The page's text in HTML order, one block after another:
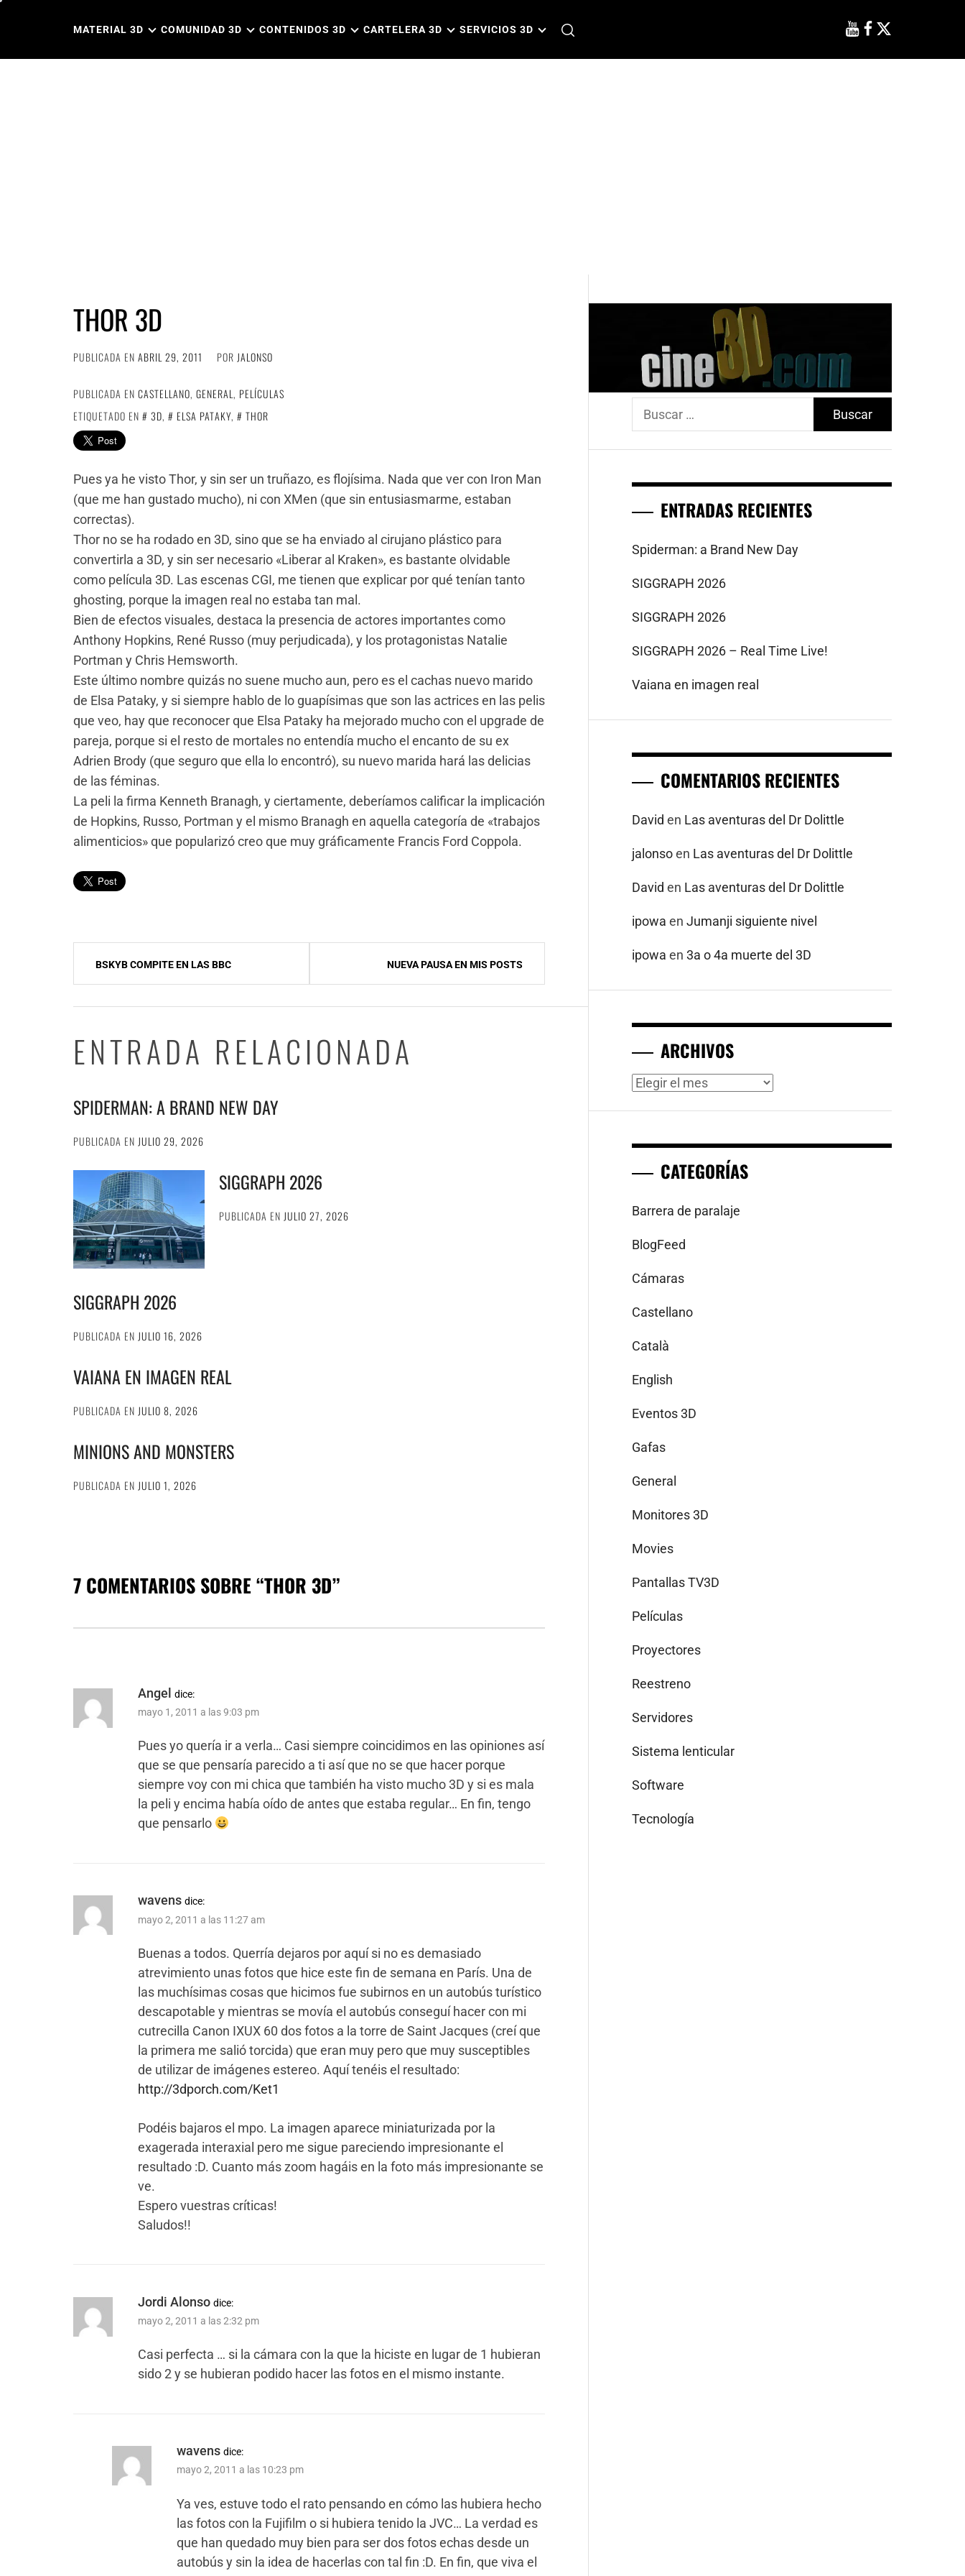
MATERIAL 3D COMUNIDAD 3D CONTENIDOS 3D CARTELERA 3D SERVICIOS 3D
THOR 3D
PUBLICADA EN ABRIL 29, 2011 POR JALONSO
PUBLICADA EN CASTELLANO, GENERAL, PELÍCULAS
ETIQUETADO EN
3D, ELSA PATAKY, THOR
Pues ya he visto Thor, y sin ser un truñazo, es flojísima. Nada que ver con Iron Man
(que me han gustado mucho), ni con XMen (que sin entusiasmarme, estaban
correctas).
Thor no se ha rodado en 3D, sino que se ha enviado al cirujano plástico para
convertirla a 3D, y sin ser necesario «Liberar al Kraken», es bastante olvidable
como película 3D. Las escenas CGI, me tienen que explicar por qué tenían tanto
ghosting, porque la imagen real no estaba tan mal.
Bien de efectos visuales, destaca la presencia de actores importantes como
Anthony Hopkins, René Russo (muy perjudicada), y los protagonistas Natalie
Portman y Chris Hemsworth.
Este último nombre quizás no suene mucho aun, pero es el cachas nuevo marido
de Elsa Pataky, y si siempre hablo de lo guapísimas que son las actrices en las pelis
que veo, hay que reconocer que Elsa Pataky ha mejorado mucho con el upgrade de
pareja, porque si el resto de mortales no entendía mucho el encanto de su ex
Adrien Brody (que seguro que ella lo encontró), su nuevo marida hará las delicias
de las féminas.
La peli la firma Kenneth Branagh, y ciertamente, deberíamos calificar la implicación
de Hopkins, Russo, Portman y el mismo Branagh en aquella categoría de «trabajos
alimenticios» que popularizó creo que muy gráficamente Francis Ford Coppola.
Navegación
de
entradas
BSKYB COMPITE EN LAS BBC NUEVA PAUSA EN MIS POSTS
ENTRADA RELACIONADA
SPIDERMAN: A BRAND NEW DAY
PUBLICADA EN JULIO 29, 2026
SIGGRAPH 2026
PUBLICADA EN JULIO 27, 2026
SIGGRAPH 2026
PUBLICADA EN JULIO 16, 2026
VAIANA EN IMAGEN REAL
PUBLICADA EN JULIO 8, 2026
MINIONS AND MONSTERS
PUBLICADA EN JULIO 1, 2026
7 COMENTARIOS SOBRE “THOR 3D”
Angel dice:
mayo 1, 2011 a las 9:03 pm
Pues yo quería ir a verla… Casi siempre coincidimos en las opiniones así
que se que pensaría parecido a ti así que no se que hacer porque
siempre voy con mi chica que también ha visto mucho 3D y si es mala
la peli y encima había oído de antes que estaba regular… En fin, tengo
que pensarlo
wavens dice:
mayo 2, 2011 a las 11:27 am
Buenas a todos. Querría dejaros por aquí si no es demasiado
atrevimiento unas fotos que hice este fin de semana en París. Una de
las muchísimas cosas que hicimos fue subirnos en un autobús turístico
descapotable y mientras se movía el autobús conseguí hacer con mi
cutrecilla Canon IXUX 60 dos fotos a la torre de Saint Jacques (creí que
la primera me salió torcida) que eran muy pero que muy susceptibles
de utilizar de imágenes estereo. Aquí tenéis el resultado:
http://3dporch.com/Ket1
Podéis bajaros el mpo. La imagen aparece miniaturizada por la
exagerada interaxial pero me sigue pareciendo impresionante el
resultado :D. Cuanto más zoom hagáis en la foto más impresionante se
ve.
Espero vuestras críticas!
Saludos!!
Jordi Alonso dice:
mayo 2, 2011 a las 2:32 pm
Casi perfecta … si la cámara con la que la hiciste en lugar de 1 hubieran
sido 2 y se hubieran podido hacer las fotos en el mismo instante.
wavens dice:
mayo 2, 2011 a las 10:23 pm
Ya ves, estuve todo el rato pensando en cómo las hubiera hecho
las fotos con la Fujifilm o si hubiera tenido la JVC… La verdad es
que han quedado muy bien para ser dos fotos echas desde un
autobús y sin la idea de hacerlas con tal fin :D. En fin, que viva el
Buscar:
ENTRADAS RECIENTES
Spiderman: a Brand New Day
SIGGRAPH 2026
SIGGRAPH 2026
SIGGRAPH 2026 – Real Time Live!
Vaiana en imagen real
COMENTARIOS RECIENTES
David en Las aventuras del Dr Dolittle
jalonsoen Las aventuras del Dr Dolittle
David en Las aventuras del Dr Dolittle
ipowa enJumanji siguiente nivel
ipowa en3a o 4a muerte del 3D
ARCHIVOS
Archivos
CATEGORÍAS
Barrera de paralaje
BlogFeed
Cámaras
Castellano
Català
English
Eventos 3D
Gafas
General
Monitores 3D
Movies
Pantallas TV3D
Películas
Proyectores
Reestreno
Servidores
Sistema lenticular
Software
Tecnología